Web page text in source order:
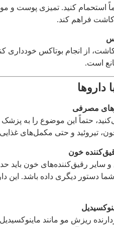
کنید. تمیزی پوست و
فراهم کند.
است.
مصرفی
حتماً این موضوع را به پزشک
تیروئید و حتی مکمل‌های
خون
و سایر رقیق‌کننده‌های خون
دستور دیگری داده باشد. این
ریزش مو مانند